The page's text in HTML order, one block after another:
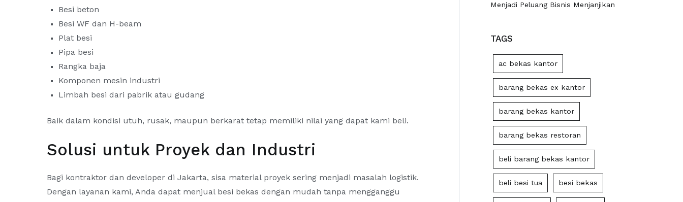
Besi beton
Besi WF dan H-beam
Plat besi
Pipa besi
Rangka baja
Komponen mesin industri
Limbah besi dari pabrik atau gudang
Baik dalam kondisi utuh, rusak, maupun berkarat tetap memiliki nilai yang dapat kami beli.
Solusi untuk Proyek dan Industri
Bagi kontraktor dan developer di Jakarta, sisa material proyek sering menjadi masalah logistik.
Dengan layanan kami, Anda dapat menjual besi bekas dengan mudah tanpa mengganggu
Menjadi Peluang Bisnis Menjanjikan
TAGS
ac bekas kantor
barang bekas ex kantor
barang bekas kantor
barang bekas restoran
beli barang bekas kantor
beli besi tua besi bekas